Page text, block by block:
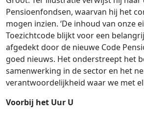
Pensioenfondsen, waarvan hij het
mogen inzien. ‘De inhoud van onze
Toezichtcode blijkt voor een
afgedekt door de nieuwe Code
goed nieuws. Het onderstreept het
samenwerking in de sector en het
verantwoordelijkheid waar we met
Voorbij het Uur U